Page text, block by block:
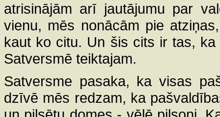
atrisinājām arī jautājumu par
vienu, mēs nonācām pie
kaut ko citu. Un šis cits ir tas,
Satversmē teiktajam.
Satversme pasaka, ka visas
dzīvē mēs redzam, ka